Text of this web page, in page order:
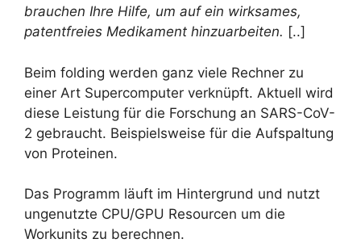
brauchen Ihre Hilfe, um auf ein wirksames,
patentfreies Medikament hinzuarbeiten. [..]
Beim folding werden ganz viele Rechner zu
einer Art Supercomputer verknüpft. Aktuell wird
diese Leistung für die Forschung an SARS-CoV-
2 gebraucht. Beispielsweise für die Aufspaltung
von Proteinen.
Das Programm läuft im Hintergrund und nutzt
ungenutzte CPU/GPU Resourcen um die
Workunits zu berechnen.